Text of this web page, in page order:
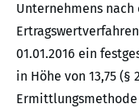
Unternehmens
01.01.2016 ein
in Höhe von 13,75 (§